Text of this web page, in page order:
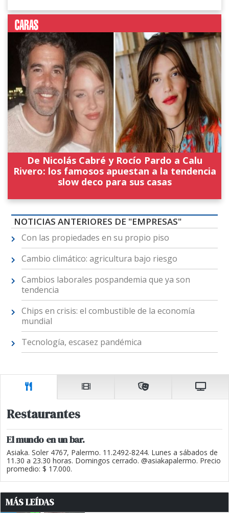
De Nicolás Cabré y Rocío Pardo a Calu
Rivero: los famosos apuestan a la tendencia
slow deco para sus casas
NOTICIAS ANTERIORES DE "EMPRESAS"
Con las propiedades en su propio piso
Cambio climático: agricultura bajo riesgo
Cambios laborales pospandemia que ya son
tendencia
Chips en crisis: el combustible de la economía
mundial
Tecnología, escasez pandémica
Restaurantes
El mundo en un bar.
Asiaka. Soler 4767, Palermo. 11.2492-8244. Lunes a sábados de
11.30 a 23.30 horas. Domingos cerrado. @asiakapalermo. Precio
promedio: $ 17.000.
MÁS LEÍDAS